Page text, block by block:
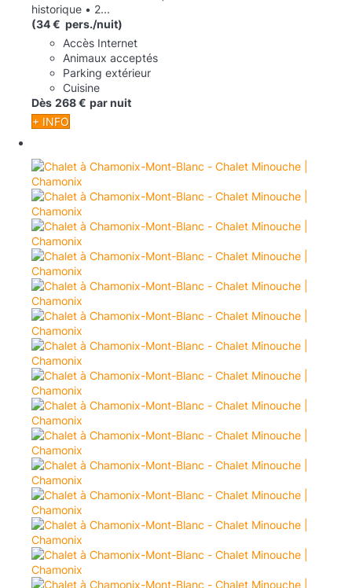
historique • 2...
(34 € pers./nuit)
Accès Internet
Animaux acceptés
Parking extérieur
Cuisine
Dès 268 € par nuit
+ INFO